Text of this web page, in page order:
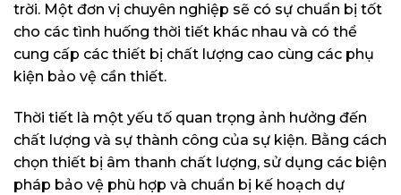
trời. Một đơn vị chuyên nghiệp sẽ có sự chuẩn bị tốt
cho các tình huống thời tiết khác nhau và có thể
cung cấp các thiết bị chất lượng cao cùng các phụ
kiện bảo vệ cần thiết.
Thời tiết là một yếu tố quan trọng ảnh hưởng đến
chất lượng và sự thành công của sự kiện. Bằng cách
chọn thiết bị âm thanh chất lượng, sử dụng các biện
pháp bảo vệ phù hợp và chuẩn bị kế hoạch dự